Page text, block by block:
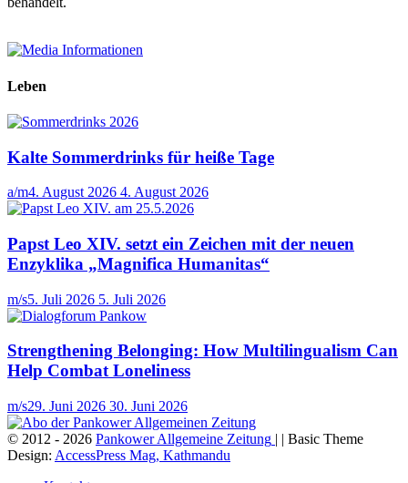
Leben
Kalte Sommerdrinks für heiße Tage
a/m4. August 2026 4. August 2026
Papst Leo XIV. setzt ein Zeichen mit der neuen
Enzyklika „Magnifica Humanitas“
m/s5. Juli 2026 5. Juli 2026
Strengthening Belonging: How Multilingualism Can
Help Combat Loneliness
m/s29. Juni 2026 30. Juni 2026
© 2012 - 2026 Pankower Allgemeine Zeitung | | Basic Theme
Design: AccessPress Mag, Kathmandu